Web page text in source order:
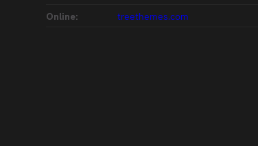
Online: treethemes.com